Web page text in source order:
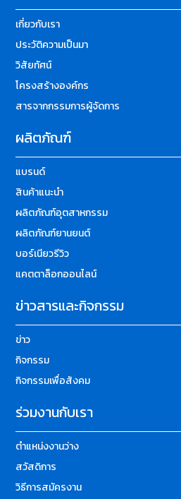
เกี่ยวกับเรา
ประวัติความเป็นมา
วิสัยทัศน์
โครงสร้างองค์กร
สารจากกรรมการผู้จัดการ
ผลิตภัณฑ์
แบรนด์
สินค้าแนะนำ
ผลิตภัณฑ์อุตสาหกรรม
ผลิตภัณฑ์ยานยนต์
บอร์เนียวรีวิว
แคตตาล็อกออนไลน์
ข่าวสารและกิจกรรม
ข่าว
กิจกรรม
กิจกรรมเพื่อสังคม
ร่วมงานกับเรา
ตำแหน่งงานว่าง
สวัสดิการ
วิธีการสมัครงาน